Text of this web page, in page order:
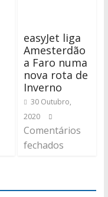
easyJet liga
Amesterdão
a Faro numa
nova rota de
Inverno
30 Outubro,
2020
Comentários
fechados